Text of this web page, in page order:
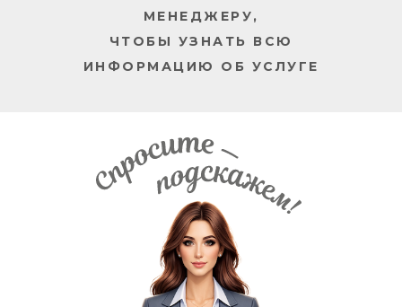
МЕНЕДЖЕРУ,
ЧТОБЫ УЗНАТЬ ВСЮ
ИНФОРМАЦИЮ ОБ УСЛУГЕ